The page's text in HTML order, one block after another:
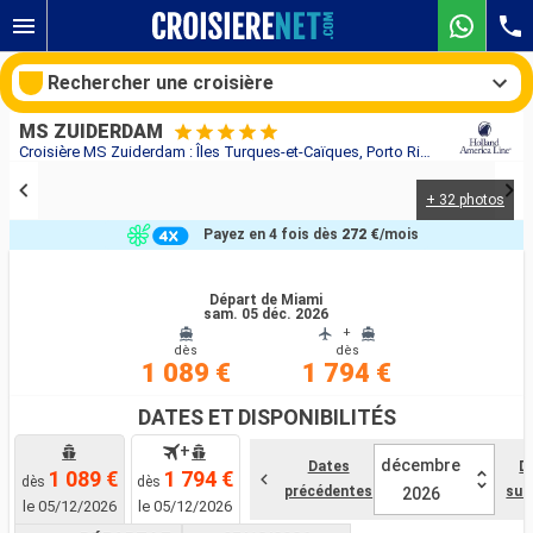
Croisière MS Zuiderdam : Îles Turques-et-Caïques, Porto Rico, Saint-Thomas, Bahamas, Jamaïque, Caïmans (Îles), Mexique, États-Unis au départ de Miami
MS ZUIDERDAM
+ 32 photos
Départ de Miami
sam. 05 déc. 2026
dès
1 089 €
+
dès
1 794 €
Payez en 4 fois dès 272 €/mois
DATES ET DISPONIBILITÉS
dès 1 089 €
le 05/12/2026
+
dès 1 794 €
le 05/12/2026
Dates
précédentes
décembre
2026
Rechercher une croisière
Compagnies
Rechercher